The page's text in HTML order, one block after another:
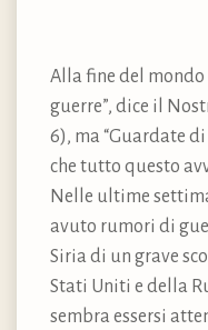
Alla fine del mondo
guerre”, dice il
6), ma “Guardate
che tutto questo
Nelle ultime
avuto rumori di
Siria di un grave
Stati Uniti e della
sembra essersi